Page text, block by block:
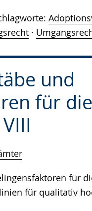
·
und
für
für
für qualitativ